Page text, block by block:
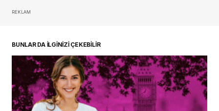
REKLAM
BUNLAR DA İLGİNİZİ ÇEKEBİLİR